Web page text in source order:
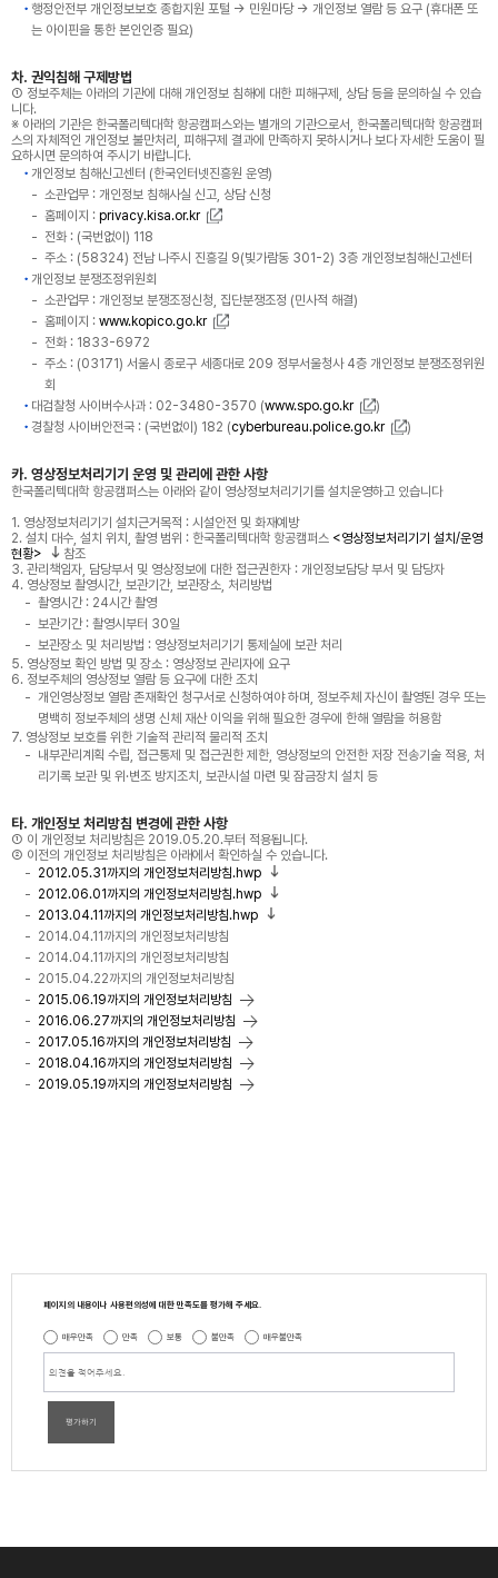
행정안전부 개인정보보호 종합지원 포털 → 민원마당 → 개인정보 열람 등 요구 (휴대폰 또
는 아이핀을 통한 본인인증 필요)
차. 권익침해 구제방법
① 정보주체는 아래의 기관에 대해 개인정보 침해에 대한 피해구제, 상담 등을 문의하실 수 있습
니다.
※ 아래의 기관은 한국폴리텍대학 항공캠퍼스와는 별개의 기관으로서, 한국폴리텍대학 항공캠퍼
스의 자체적인 개인정보 불만처리, 피해구제 결과에 만족하지 못하시거나 보다 자세한 도움이 필
요하시면 문의하여 주시기 바랍니다.
개인정보 침해신고센터 (한국인터넷진흥원 운영)
소관업무 : 개인정보 침해사실 신고, 상담 신청
홈페이지 : privacy.kisa.or.kr
전화 : (국번없이) 118
주소 : (58324) 전남 나주시 진흥길 9(빛가람동 301-2) 3층 개인정보침해신고센터
개인정보 분쟁조정위원회
소관업무 : 개인정보 분쟁조정신청, 집단분쟁조정 (민사적 해결)
홈페이지 : www.kopico.go.kr
전화 : 1833-6972
주소 : (03171) 서울시 종로구 세종대로 209 정부서울청사 4층 개인정보 분쟁조정위원
회
대검찰청 사이버수사과 : 02-3480-3570 (www.spo.go.kr
)
경찰청 사이버안전국 : (국번없이) 182 (cyberbureau.police.go.kr )
카. 영상정보처리기기 운영 및 관리에 관한 사항
한국폴리텍대학 항공캠퍼스는 아래와 같이 영상정보처리기기를 설치운영하고 있습니다
1. 영상정보처리기기 설치근거목적 : 시설안전 및 화재예방
2. 설치 대수, 설치 위치, 촬영 범위 : 한국폴리텍대학 항공캠퍼스 <영상정보처리기기 설치/운영
현황>
참조
3. 관리책임자, 담당부서 및 영상정보에 대한 접근권한자 : 개인정보담당 부서 및 담당자
4. 영상정보 촬영시간, 보관기간, 보관장소, 처리방법
촬영시간 : 24시간 촬영
보관기간 : 촬영시부터 30일
보관장소 및 처리방법 : 영상정보처리기기 통제실에 보관 처리
5. 영상정보 확인 방법 및 장소 : 영상정보 관리자에 요구
6. 정보주체의 영상정보 열람 등 요구에 대한 조치
개인영상정보 열람 존재확인 청구서로 신청하여야 하며, 정보주체 자신이 촬영된 경우 또는
명백히 정보주체의 생명 신체 재산 이익을 위해 필요한 경우에 한해 열람을 허용함
7. 영상정보 보호를 위한 기술적 관리적 물리적 조치
내부관리계획 수립, 접근통제 및 접근권한 제한, 영상정보의 안전한 저장 전송기술 적용, 처
리기록 보관 및 위·변조 방지조치, 보관시설 마련 및 잠금장치 설치 등
타. 개인정보 처리방침 변경에 관한 사항
① 이 개인정보 처리방침은 2019.05.20.부터 적용됩니다.
② 이전의 개인정보 처리방침은 아래에서 확인하실 수 있습니다.
2012.05.31까지의 개인정보처리방침.hwp
2012.06.01까지의 개인정보처리방침.hwp
2013.04.11까지의 개인정보처리방침.hwp
2014.04.11까지의 개인정보처리방침
2014.04.11까지의 개인정보처리방침
2015.04.22까지의 개인정보처리방침
2015.06.19까지의 개인정보처리방침
2016.06.27까지의 개인정보처리방침
2017.05.16까지의 개인정보처리방침
2018.04.16까지의 개인정보처리방침
2019.05.19까지의 개인정보처리방침
페이지의 내용이나 사용편의성에 대한 만족도를 평가해 주세요.
매우만족 만족 보통 불만족 매우불만족
평가하기